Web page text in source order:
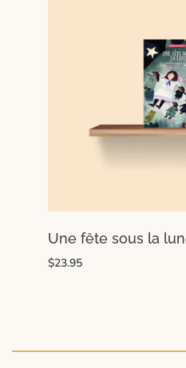
Une fête sous la
$23.95